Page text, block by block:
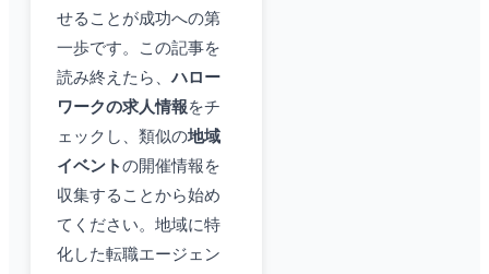
せることが成功への第
一歩です。この記事を
読み終えたら、ハロー
ワークの求人情報をチ
ェックし、類似の地域
イベントの開催情報を
収集することから始め
てください。地域に特
化した転職エージェン